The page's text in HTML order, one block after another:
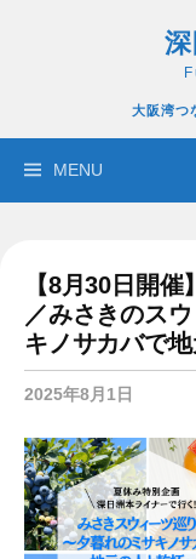
ツ
大阪湾つ
MENU
【8月30日開
／みさきのス
キノサカバで
2025年8月1日